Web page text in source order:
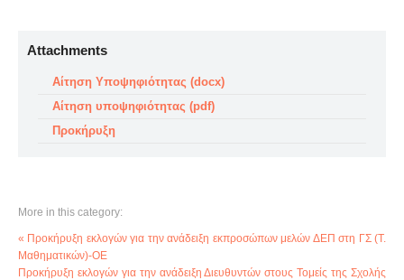
Attachments
Αίτηση Υποψηφιότητας (docx)
Αίτηση υποψηφιότητας (pdf)
Προκήρυξη
More in this category:
« Προκήρυξη εκλογών για την ανάδειξη εκπροσώπων μελών ΔΕΠ στη ΓΣ (Τ.
Μαθηματικών)-ΟΕ
Προκήρυξη εκλογών για την ανάδειξη Διευθυντών στους Τομείς της Σχολής